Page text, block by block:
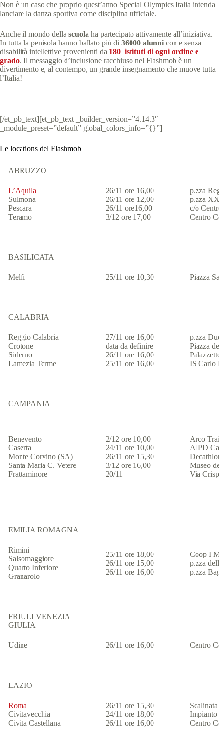
Non è un caso che proprio quest’anno Special Olympics Italia intenda
lanciare la danza sportiva come disciplina ufficiale.
Anche il mondo della scuola ha partecipato attivamente all’iniziativa.
In tutta la penisola hanno ballato più di 36000 alunni con e senza
disabilità intellettive provenienti da 180 istituti di ogni ordine e
grado. Il messaggio d’inclusione racchiuso nel Flashmob è un
divertimento e, al contempo, un grande insegnamento che muove tutta
l’Italia!
[/et_pb_text][et_pb_text _builder_version=”4.14.3″
_module_preset=”default” global_colors_info=”{}”]
Le locations del Flashmob
ABRUZZO
L’Aquila
Sulmona
Pescara
Teramo
26/11 ore 16,00
26/11 ore 12,00
26/11 ore16,00
3/12 ore 17,00
p.zza
p.zza
c/o
Centro
BASILICATA
Melfi 25/11 ore 10,30 Piazza
CALABRIA
Reggio Calabria
Crotone
Siderno
Lamezia Terme
27/11 ore 16,00
data da definire
26/11 ore 16,00
25/11 ore 16,00
p.zza
Piazza
IS Carlo
CAMPANIA
Benevento
Caserta
Monte Corvino (SA)
Santa Maria C. Vetere
Frattaminore
2/12 ore 10,00
24/11 ore 10,00
26/11 ore 15,30
3/12 ore 16,00
20/11
Arco
AIPD
Museo
Via
EMILIA ROMAGNA
Rimini
Salsomaggiore
Quarto Inferiore
Granarolo
25/11 ore 18,00
26/11 ore 15,00
26/11 ore 16,00
Coop I
p.zza
p.zza
FRIULI VENEZIA
GIULIA
Udine 26/11 ore 16,00 Centro
LAZIO
Roma
Civitavecchia
Civita Castellana
26/11 ore 15,30
24/11 ore 18,00
26/11 ore 16,00
Impianto
Centro